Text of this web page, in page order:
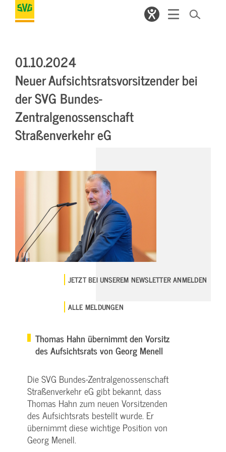
01.10.2024
Neuer Aufsichtsratsvorsitzender bei
der SVG Bundes-
Zentralgenossenschaft
Straßenverkehr eG
JETZT BEI UNSEREM NEWSLETTER ANMELDEN
ALLE MELDUNGEN
Thomas Hahn übernimmt den Vorsitz
des Aufsichtsrats von Georg Menell
Die SVG Bundes-Zentralgenossenschaft
Straßenverkehr eG gibt bekannt, dass
Thomas Hahn zum neuen Vorsitzenden
des Aufsichtsrats bestellt wurde. Er
übernimmt diese wichtige Position von
Georg Menell.